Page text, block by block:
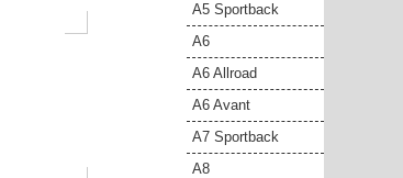
A5 Sportback
A6
A6 Allroad
A6 Avant
A7 Sportback
A8